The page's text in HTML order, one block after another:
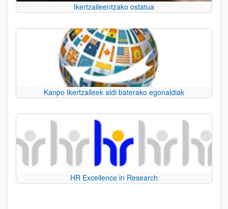
Ikertzaileentzako ostatua
Kanpo Ikertzaileek aldi baterako egonaldiak
HR Excellence in Research